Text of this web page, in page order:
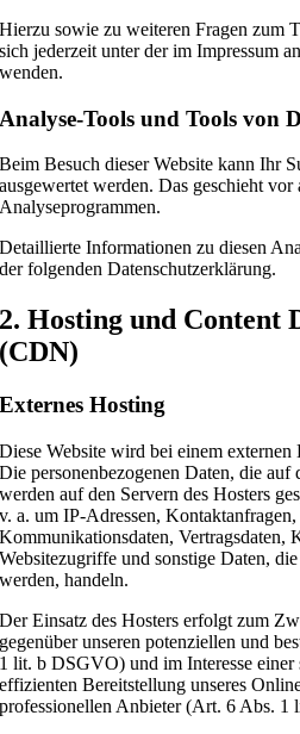
Hierzu sowie zu weiteren Fragen zum
sich jederzeit unter der im Impressum
wenden.
Analyse-Tools und Tools von
Beim Besuch dieser Website kann Ihr
ausgewertet werden. Das geschieht vor
Analyseprogrammen.
Detaillierte Informationen zu diesen
der folgenden Datenschutzerklärung.
2. Hosting und Content
(CDN)
Externes Hosting
Diese Website wird bei einem externen
Die personenbezogenen Daten, die auf
werden auf den Servern des Hosters
v. a. um IP-Adressen,
Kommunikationsdaten, Vertragsdaten,
Websitezugriffe und sonstige Daten,
werden, handeln.
Der Einsatz des Hosters erfolgt zum
gegenüber unseren potenziellen und
1 lit. b DSGVO) und im Interesse einer
effizienten Bereitstellung unseres
professionellen Anbieter (Art. 6 Abs.